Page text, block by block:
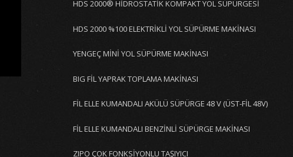
HDS 2000® HİDROSTATİK KOMPAKT YOL SÜPÜRGESİ
HDS 2000 %100 ELEKTRİKLİ YOL SÜPÜRME MAKİNASI
YENGEÇ MİNİ YOL SÜPÜRME MAKİNASI
BIG FİL YAPRAK TOPLAMA MAKİNASI
FİL ELLE KUMANDALI AKÜLÜ SÜPÜRGE 48 V (ÜST-FİL 48V)
FİL ELLE KUMANDALI BENZİNLİ SÜPÜRGE MAKİNASI
ZIPO ÇOK FONKSİYONLU TAŞIYICI